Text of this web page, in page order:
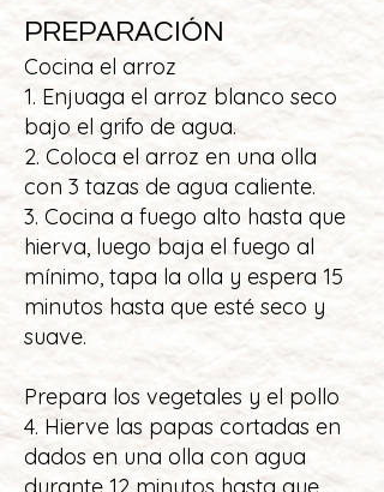
PREPARACIÓN
Cocina el arroz
1. Enjuaga el arroz blanco seco
bajo el grifo de agua.
2. Coloca el arroz en una olla
con 3 tazas de agua caliente.
3. Cocina a fuego alto hasta que
hierva, luego baja el fuego al
mínimo, tapa la olla y espera 15
minutos hasta que esté seco y
suave.
Prepara los vegetales y el pollo
4. Hierve las papas cortadas en
dados en una olla con agua